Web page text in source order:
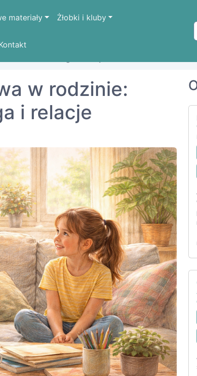
materiały Żłobki i kluby
w rodzinie:
i relacje